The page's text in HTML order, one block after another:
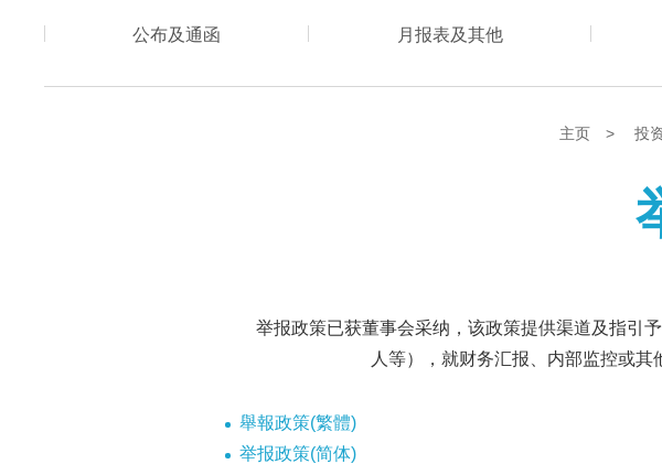
公布及通函 月报表及其他
主页 > 投
举报政策已获董事会采纳，该政策提供渠道及指引
人等），就财务汇报、内部监控或其
舉報政策(繁體)
举报政策(简体)